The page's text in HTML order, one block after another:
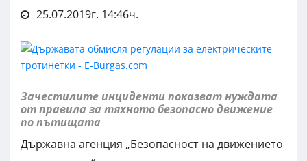
25.07.2019г. 14:46ч.
Зачестилите инциденти показват нуждата
от правила за тяхното безопасно движение
по пътищата
Държавна агенция „Безопасност на движението